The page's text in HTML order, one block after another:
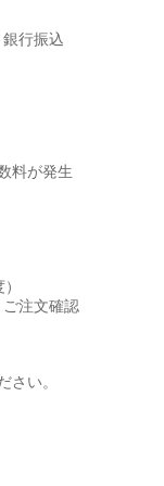
行振込
料が発生
注文確認
さい。